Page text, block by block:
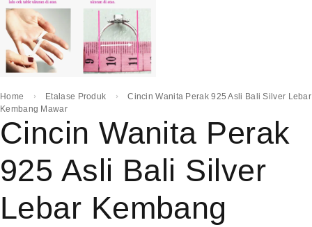
Home Etalase Produk
Cincin Wanita Perak 925 Asli Bali Silver Lebar
Kembang Mawar
Cincin Wanita Perak
925 Asli Bali Silver
Lebar Kembang